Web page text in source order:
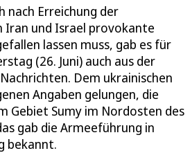
nach Erreichung der
Iran und Israel provokante
lassen muss, gab es für
(26. Juni) auch aus der
Dem ukrainischen
Angaben gelungen, die
Gebiet Sumy im Nordosten des
gab die Armeeführung in
bekannt.